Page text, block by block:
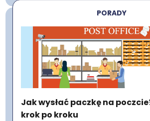
PORADY
Jak wysłać paczkę na
krok po kroku